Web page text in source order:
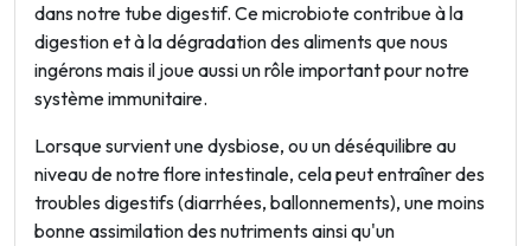
dans notre tube digestif. Cemicrobiotecontribue à la
digestion et à la dégradation des aliments que nous
ingérons mais il joue aussi un rôle important pour notre
système immunitaire.
Lorsque survient une dysbiose, ou un déséquilibre au
niveau de notre flore intestinale, cela peut entraîner des
troubles digestifs (diarrhées, ballonnements), une moins
bonne assimilation des nutriments ainsi qu'un